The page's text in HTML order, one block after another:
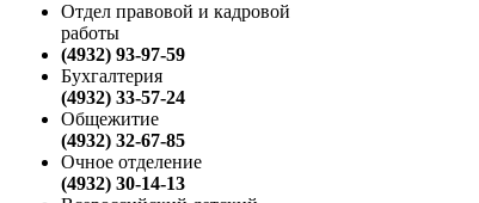
Отдел правовой и кадровой
работы
(4932) 93-97-59
Бухгалтерия
(4932) 33-57-24
Общежитие
(4932) 32-67-85
Очное отделение
(4932) 30-14-13